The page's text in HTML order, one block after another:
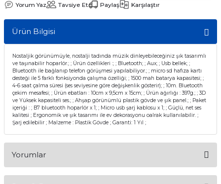
Yorum Yaz Tavsiye Et Paylaş Karşılaştır
Ürün Bilgisi
Nostaljik görünümüyle, nostalji tadında müzik dinleyebileceğiniz şık tasarımlı
ve taşınabilir hoparlör.; ; Ürün özellikleri :; ; Bluetooth; ; Aux; ; Usb bellek; ;
Bluetooth ile bağlanıp telefon görüşmesi yapılabiliyor.; ; micro sd hafıza kartı
desteği ile 5 farklı fonksiyonda çalışma özelliği; ; 1500 mah batarya kapasitesi; ;
4-6 saat çalma süresi (ses seviyesine göre değişkenlik gösterir); ; 10m. Bluetooth
çekim mesafesi; ; Ürün ebatları : 10cm x 9,5cm x 15cm; ; Ürün ağırlığı : 397g.; ; 3D
ve Yüksek kapasiteli ses.; ; Ahşap görünümlü plastik gövde ve şık panel.; ; Paket
içeriği : ; B7 bluetooth hoparlör x 1; ; Micro usb şarj kablosu x 1; ; Güçlü, net ses
kalitesi ; Ergonomik ve şık tasarımı ile ev dekorasyonu oalrak kullanılabilir. ;
Şarj edilebilir ; Malzeme : Plastik Gövde ; Garanti: 1 Yıl ;
Yorumlar